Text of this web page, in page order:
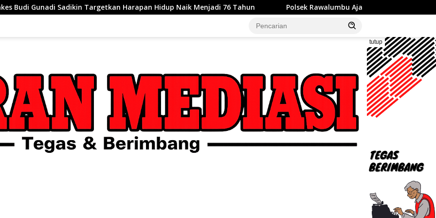
Targetkan Harapan Hidup Naik Menjadi 76 Tahun Polsek Rawalumbu Ajak Warga Duren Jaya Perkuat Sinergi
tutup